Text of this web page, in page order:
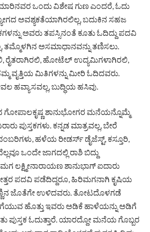
ಒಂದು ವಿಶೇಷ ಗುಣ ಎಂದರೆ, ಓದು
ಅವಶ್ಯಕತೆಯಾಗಿರಲಿಲ್ಲ, ಬದುಕಿನ ಸಹಜ
ಅವರು ತಪಸ್ಸಿನಂತೆ ಕೂತು ಓದಿದ್ದು ಪದವಿ
ತಮ್ಮೊಳಗಿನ ಅಸಮಾಧಾನವನ್ನು ತಣಿಸಲು.
ರೈತರಾಗಿರಲಿ, ಹೋಟೆಲ್ ಉದ್ಯಮಿಗಳಾಗಿರಲಿ,
ವೃತ್ತಿಯ ಮಿತಿಗಳನ್ನು ಮೀರಿ ಓದಿದವರು.
ಹವ್ಯಾಸವಲ್ಲ, ಬುದ್ಧಿಯ ಹಸಿವು.
ಗೋಪಾಲಕೃಷ್ಣ ಶಾನುಭೋಗರ ಮನೆಯನ್ನೊಮ್ಮೆ
ಪುಸ್ತಕಗಳು. ಕನ್ನಡ ಮಾತ್ರವಲ್ಲ, ಬೇರೆ
ಹಳೆಯ ರೀಡರ್ಸ್ ಡೈಜೆಸ್ಟ್, ಕಸ್ತೂರಿ,
ಒಂದೇ ಜಾಗದಲ್ಲಿ ರಾಶಿ ಬಿದ್ದು
ಲಕ್ಷ್ಮೀನಾರಾಯಣ ಶಾನುಭಾಗ್ ಐದಾರು
ಪದವಿ ಪಡೆದಿದ್ದರೂ, ಹಿರಿಮಗನಾಗಿ ಕೃಷಿಯ
ಜೊತೆಗೇ ಉಳಿದವರು. ತೋಟದೊಳಗಡೆ
ಹೊತ್ತು ಇವರು ಅಡಿಕೆ ಹಾಳೆಯನ್ನು ಅಡಿಗೆ
ಪುಸ್ತಕ ಓದುತ್ತಾರೆ. ಯಾರದ್ದೋ ಮನೆಯ ಗೊಬ್ಬರ